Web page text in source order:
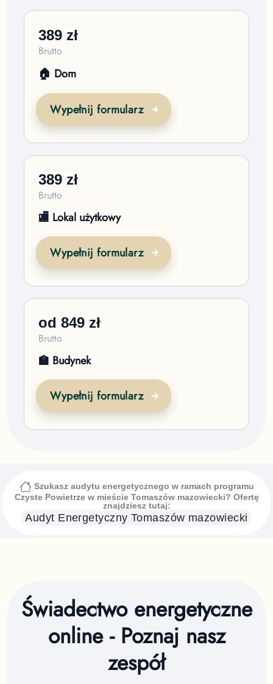
389 zł
Brutto
🏠 Dom
Wypełnij formularz
389 zł
Brutto
🏬 Lokal użytkowy
Wypełnij formularz
od849 zł
Brutto
🏫 Budynek
Wypełnij formularz
Szukasz audytu energetycznego w ramach programu
Czyste Powietrze w mieście Tomaszów mazowiecki? Ofertę
znajdziesz tutaj:
Audyt Energetyczny Tomaszów mazowiecki
Świadectwo energetyczne
online - Poznaj nasz
zespół